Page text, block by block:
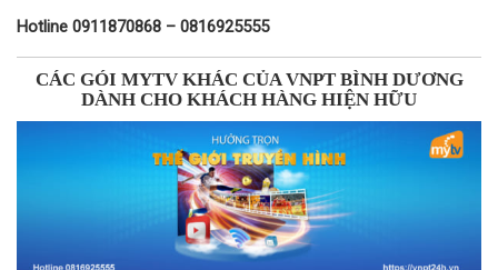
Hotline 0911870868 – 0816925555
CÁC GÓI MYTV KHÁC CỦA VNPT BÌNH DƯƠNG
DÀNH CHO KHÁCH HÀNG HIỆN HỮU